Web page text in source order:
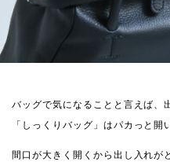
バッグで気になることと言えば、
「しっくりバッグ」はパカっと開
間口が大きく開くから出し入れが